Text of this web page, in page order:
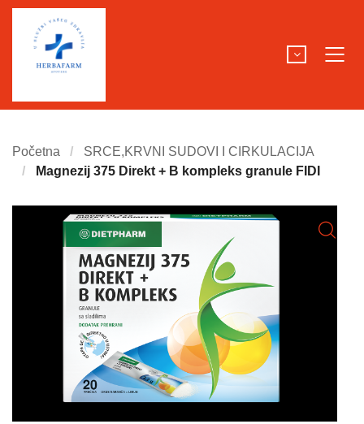
Početna
SRCE,KRVNI SUDOVI I CIRKULACIJA
Magnezij 375 Direkt + B kompleks granule FIDI